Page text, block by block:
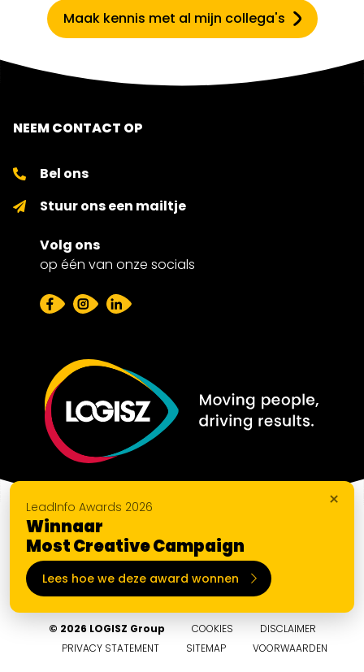
×
LeadInfo Awards 2026
Winnaar
Most Creative Campaign
Lees hoe we deze award wonnen
Maak kennis met al mijn collega's
NEEM CONTACT OP
Bel ons
Stuur ons een mailtje
Volg ons
op één van onze socials
© 2026 LOGISZ Group COOKIES
DISCLAIMER
PRIVACY STATEMENT
SITEMAP VOORWAARDEN